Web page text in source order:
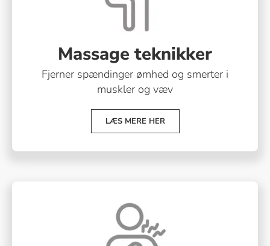
Massage teknikker
Fjerner spændinger ømhed og smerter i
muskler og væv
LÆS MERE HER